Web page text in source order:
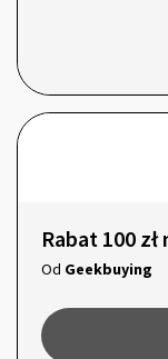
Rabat 100
Od Geekbuying